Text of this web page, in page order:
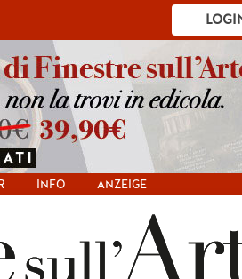
INFO ANZEIGE